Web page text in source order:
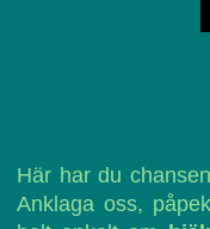
Här har du
Anklaga oss,